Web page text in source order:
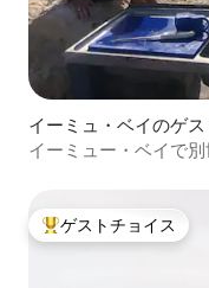
イーミュ・ベイのゲス
イーミュー・ベイで
大好評のゲストチョイ
ゲストチョイス